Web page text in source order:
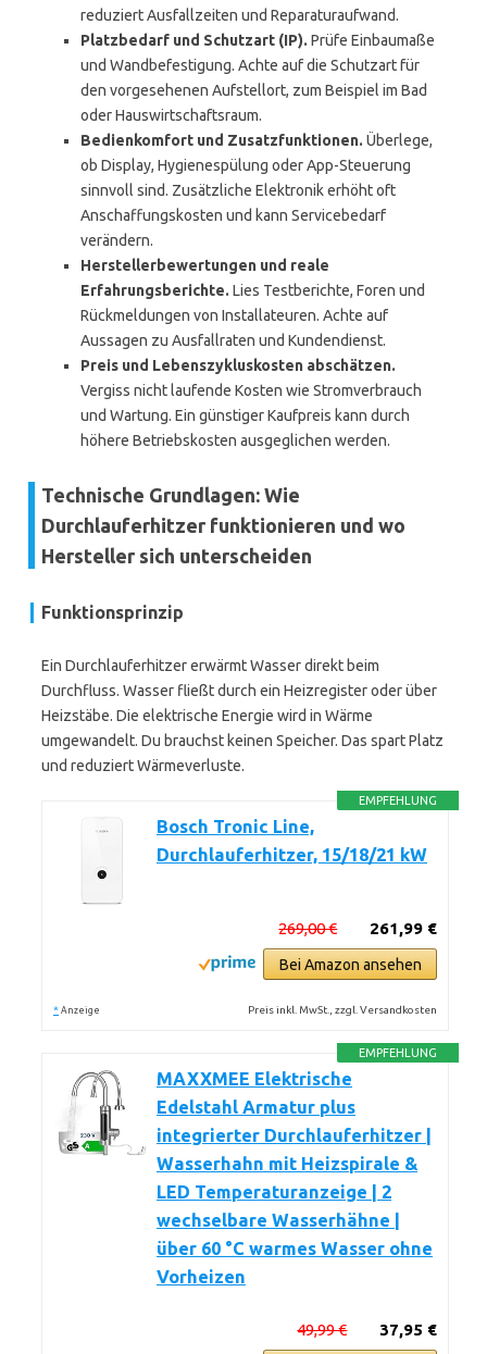
reduziert Ausfallzeiten und Reparaturaufwand.
Platzbedarf und Schutzart (IP). Prüfe Einbaumaße
und Wandbefestigung. Achte auf die Schutzart für
den vorgesehenen Aufstellort, zum Beispiel im Bad
oder Hauswirtschaftsraum.
Bedienkomfort und Zusatzfunktionen. Überlege,
ob Display, Hygienespülung oder App-Steuerung
sinnvoll sind. Zusätzliche Elektronik erhöht oft
Anschaffungskosten und kann Servicebedarf
verändern.
Herstellerbewertungen und reale
Erfahrungsberichte. Lies Testberichte, Foren und
Rückmeldungen von Installateuren. Achte auf
Aussagen zu Ausfallraten und Kundendienst.
Preis und Lebenszykluskosten abschätzen.
Vergiss nicht laufende Kosten wie Stromverbrauch
und Wartung. Ein günstiger Kaufpreis kann durch
höhere Betriebskosten ausgeglichen werden.
Technische Grundlagen: Wie
Durchlauferhitzer funktionieren und wo
Hersteller sich unterscheiden
Funktionsprinzip
Ein Durchlauferhitzer erwärmt Wasser direkt beim
Durchfluss. Wasser fließt durch ein Heizregister oder über
Heizstäbe. Die elektrische Energie wird in Wärme
umgewandelt. Du brauchst keinen Speicher. Das spart Platz
und reduziert Wärmeverluste.
EMPFEHLUNG
Bosch Tronic Line,
Durchlauferhitzer, 15/18/21 kW
261,99 €
269,00 €
Bei Amazon ansehen
* Anzeige Preis inkl. MwSt., zzgl. Versandkosten
EMPFEHLUNG
MAXXMEE Elektrische
Edelstahl Armatur plus
integrierter Durchlauferhitzer |
Wasserhahn mit Heizspirale &
LED Temperaturanzeige | 2
wechselbare Wasserhähne |
über 60 °C warmes Wasser ohne
Vorheizen
37,95 €
49,99 €